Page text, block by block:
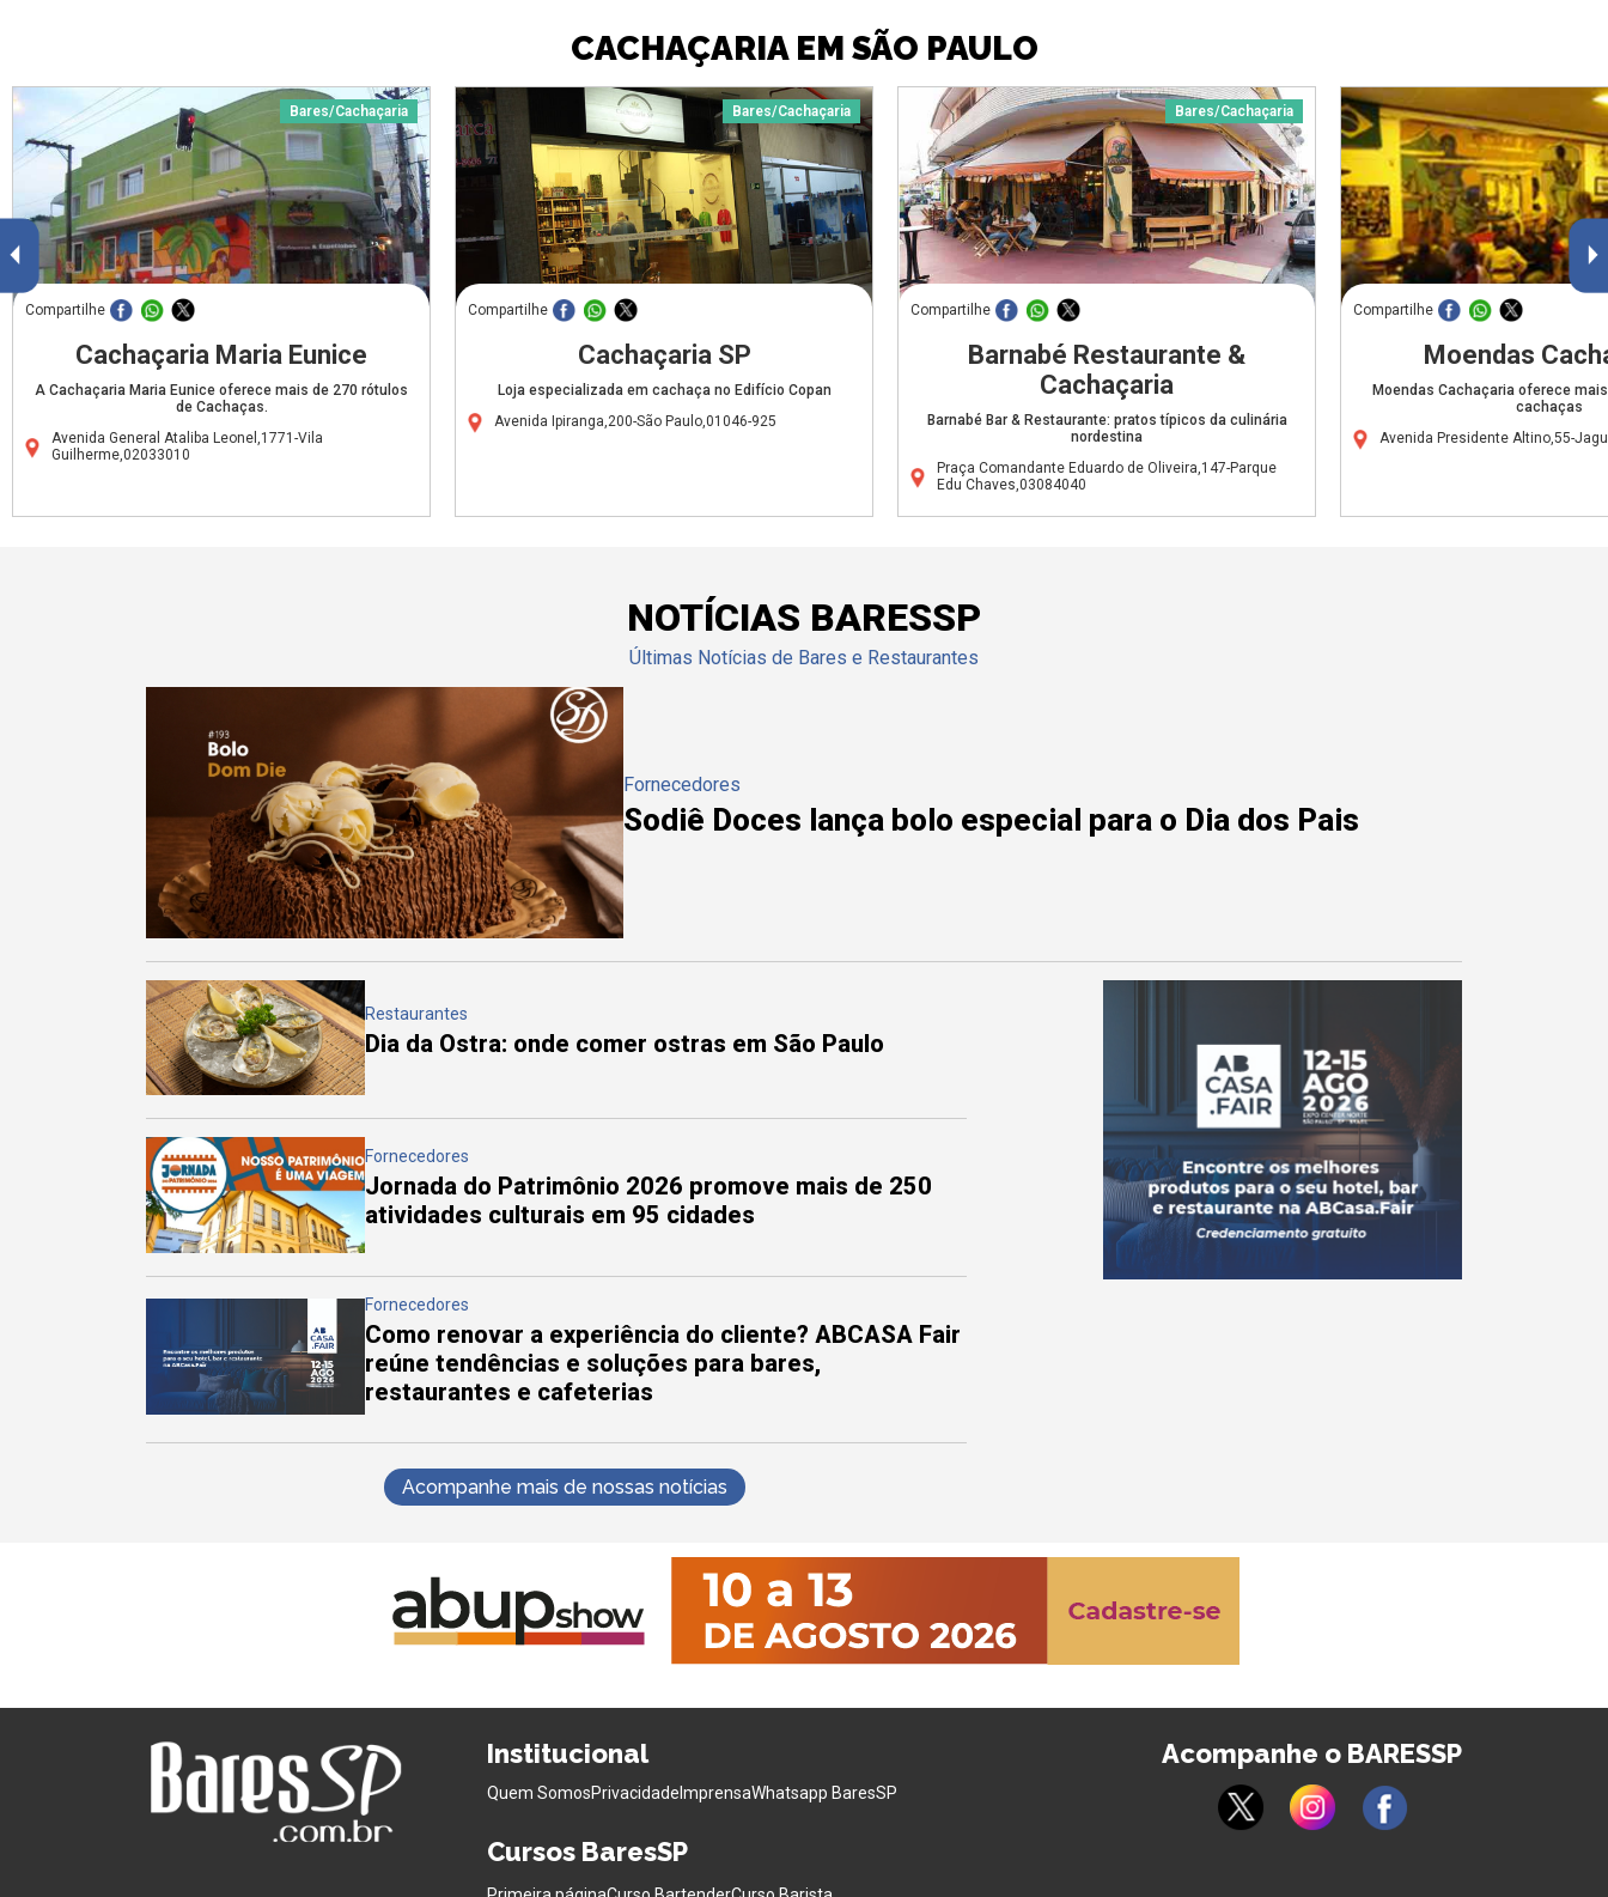
CACHAÇARIA EM SÃO PAULO
Bares/Cachaçaria
Compartilhe
Cachaçaria Maria Eunice
A Cachaçaria Maria Eunice oferece mais de 270 rótulos
de Cachaças.
Avenida General Ataliba Leonel,1771-Vila
Guilherme,02033010
Bares/Cachaçaria
Compartilhe
Cachaçaria SP
Loja especializada em cachaça no Edifício Copan
Avenida Ipiranga,200-São Paulo,01046-925
Bares/Cachaçaria
Compartilhe
Barnabé Restaurante &
Cachaçaria
Barnabé Bar & Restaurante: pratos típicos da culinária
nordestina
Praça Comandante Eduardo de Oliveira,147-Parque
Edu Chaves,03084040
Compartilhe
Moendas
Moendas Cachaçaria oferece
cachaças
Avenida Presidente Altino,55-
NOTÍCIAS BARESSP
Últimas Notícias de Bares e Restaurantes
Fornecedores
Sodiê Doces lança bolo especial para o Dia dos Pais
Restaurantes
Dia da Ostra: onde comer ostras em São Paulo
Fornecedores
Jornada do Patrimônio 2026 promove mais de 250
atividades culturais em 95 cidades
Fornecedores
Como renovar a experiência do cliente? ABCASA Fair
reúne tendências e soluções para bares,
restaurantes e cafeterias
Acompanhe mais de nossas notícias
Institucional
Quem SomosPrivacidadeImprensaWhatsapp BaresSP
Cursos BaresSP
Acompanhe o BARESSP